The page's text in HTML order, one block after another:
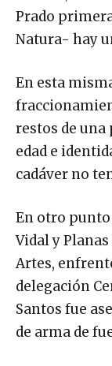
Prado
Natura- hay
En esta
restos de una
edad e
cadáver no
En otro punto
Vidal y
Artes,
delegación
Santos fue
de arma de